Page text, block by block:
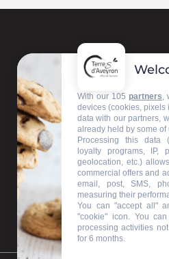
With our 105 partners,
devices (cookies, pixels
data with our partners,
already held by some
Processing this data
loyalty programs, IP,
geolocation, etc.)
commercial offers and
email, post, SMS,
measuring their
You can "accept all"
"cookie" icon. You
processing activities
for 6 months.